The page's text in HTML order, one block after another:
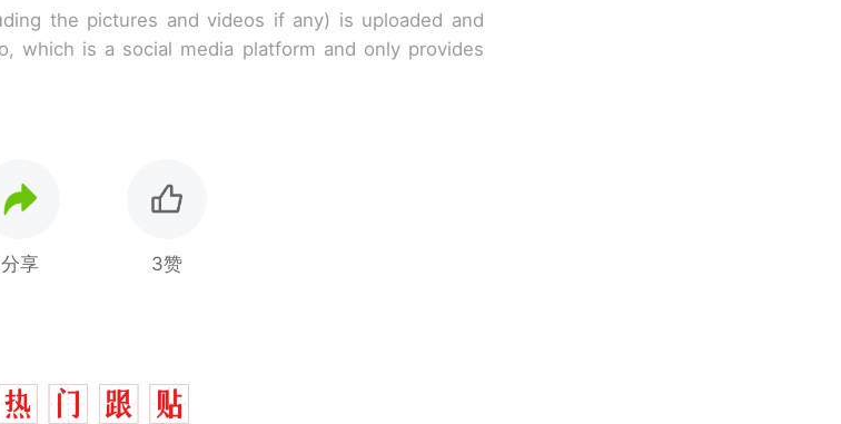
the pictures and videos if any) is uploaded and
which is a social media platform and only provides
分享 3赞